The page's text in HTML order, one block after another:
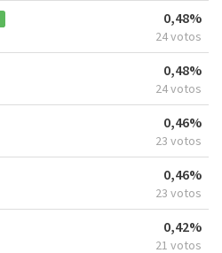
0,48%
24 votos
0,48%
24 votos
0,46%
23 votos
0,46%
23 votos
0,42%
21 votos